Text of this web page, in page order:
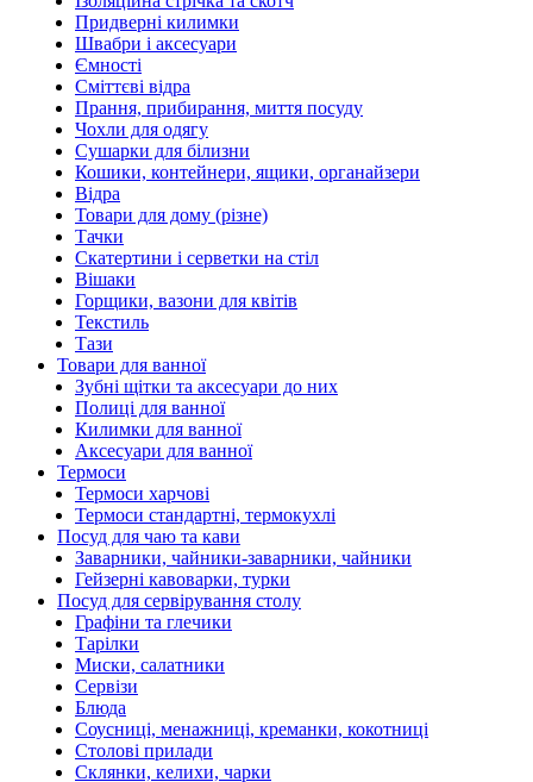
Придверні килимки
Швабри і аксесуари
Ємності
Сміттєві відра
Прання, прибирання, миття посуду
Чохли для одягу
Сушарки для білизни
Кошики, контейнери, ящики, органайзери
Відра
Товари для дому (різне)
Тачки
Скатертини і серветки на стіл
Вішаки
Горщики, вазони для квітів
Текстиль
Тази
Товари для ванної
Зубні щітки та аксесуари до них
Полиці для ванної
Килимки для ванної
Аксесуари для ванної
Термоси
Термоси харчові
Термоси стандартні, термокухлі
Посуд для чаю та кави
Заварники, чайники-заварники, чайники
Гейзерні кавоварки, турки
Посуд для сервірування столу
Графіни та глечики
Тарілки
Миски, салатники
Сервізи
Блюда
Соусниці, менажниці, креманки, кокотниці
Столові прилади
Склянки, келихи, чарки